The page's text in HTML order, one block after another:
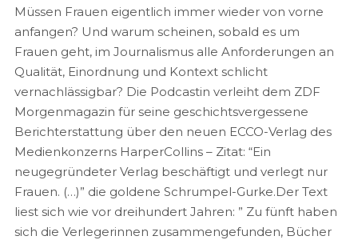
Müssen Frauen eigentlich immer wieder von vorne
anfangen? Und warum scheinen, sobald es um
Frauen geht, im Journalismus alle Anforderungen an
Qualität, Einordnung und Kontext schlicht
vernachlässigbar? Die Podcastin verleiht dem ZDF
Morgenmagazin für seine geschichtsvergessene
Berichterstattung über den neuen ECCO-Verlag des
Medienkonzerns HarperCollins – Zitat: “Ein
neugegründeter Verlag beschäftigt und verlegt nur
Frauen. (…)” die goldene Schrumpel-Gurke.Der Text
liest sich wie vor dreihundert Jahren: ” Zu fünft haben
sich die Verlegerinnen zusammengefunden, Bücher